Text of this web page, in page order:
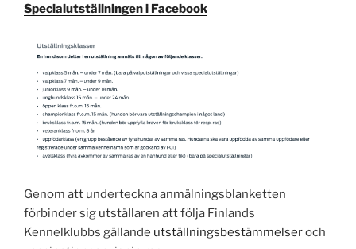
Specialutställningen i Facebook
Genom att underteckna anmälningsblanketten
förbinder sig utställaren att följa Finlands
Kennelklubbs gällande utställningsbestämmelseroch